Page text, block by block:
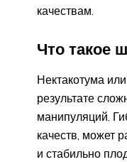
качествам.
Что такое
Нектакотума
результате
манипуляций.
качеств, может
и стабильно